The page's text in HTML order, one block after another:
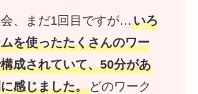
、まだ1回目ですが…いろ
を使ったたくさんのワー
成されていて、50分があ
感じました。どのワーク